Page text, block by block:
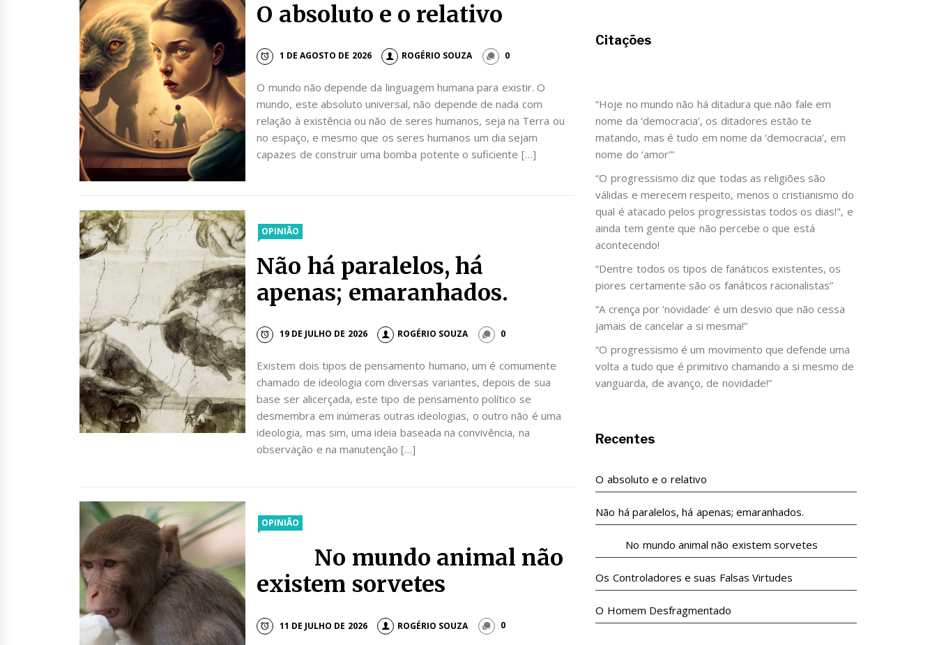
O absoluto e o relativo
1 DE AGOSTO DE 2026 ROGÉRIO SOUZA 0
O mundo não depende da linguagem humana para existir. O
mundo, este absoluto universal, não depende de nada com
relação à existência ou não de seres humanos, seja na Terra ou
no espaço, e mesmo que os seres humanos um dia sejam
capazes de construir uma bomba potente o suficiente […]
OPINIÃO
Não há paralelos, há
apenas; emaranhados.
19 DE JULHO DE 2026 ROGÉRIO SOUZA 0
Existem dois tipos de pensamento humano, um é comumente
chamado de ideologia com diversas variantes, depois de sua
base ser alicerçada, este tipo de pensamento político se
desmembra em inúmeras outras ideologias, o outro não é uma
ideologia, mas sim, uma ideia baseada na convivência, na
observação e na manutenção […]
OPINIÃO
No mundo animal não
existem sorvetes
11 DE JULHO DE 2026 ROGÉRIO SOUZA 0
Citações
“Hoje no mundo não há ditadura que não fale em
nome da ‘democracia’, os ditadores estão te
matando, mas é tudo em nome da ‘democracia’, em
nome do ‘amor’”
“O progressismo diz que todas as religiões são
válidas e merecem respeito, menos o cristianismo do
qual é atacado pelos progressistas todos os dias!", e
ainda tem gente que não percebe o que está
acontecendo!
“Dentre todos os tipos de fanáticos existentes, os
piores certamente são os fanáticos racionalistas”
“A crença por ‘novidade’ é um desvio que não cessa
jamais de cancelar a si mesma!”
“O progressismo é um movimento que defende uma
volta a tudo que é primitivo chamando a si mesmo de
vanguarda, de avanço, de novidade!”
Recentes
O absoluto e o relativo
Não há paralelos, há apenas; emaranhados.
No mundo animal não existem sorvetes
Os Controladores e suas Falsas Virtudes
O Homem Desfragmentado